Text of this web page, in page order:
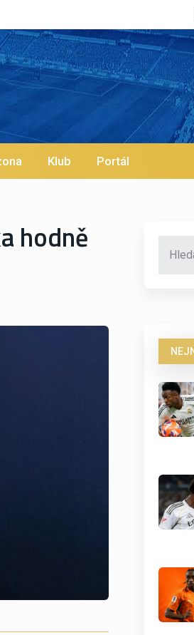
Vinícius! Blíží se jeho odchod z Realu a
Klub Portál
hodně